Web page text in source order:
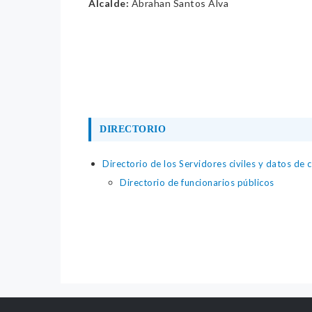
Alcalde: Abrahan Santos Alva
DIRECTORIO
Directorio de los Servidores civiles y datos de
Directorio de funcionarios públicos